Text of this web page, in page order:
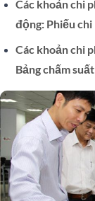
Các khoản chi
động: Phiếu chi
Các khoản chi
Bảng chấm